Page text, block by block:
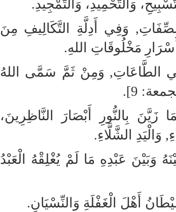
وَالتَّحْمِيدِ، وَالتَّمْجِيدِ.
وَفِي أَدِلَّةِ التَّكَالِيفِ مِنَ
مَخْلُوقَاتِ اللهِ.
الطَّاعَاتِ, وَمِنْ ثَمَّ سَمَّى اللهُ
9].
زَيَّنَ بِالنُّورِ أَبْصَارَ النَّاظِرِينَ،
وَالْيَدِ الشَّلَّاءِ.
وَبَيْنَ عَبْدِهِ مَا لَمْ يُغْلِقْهُ الْعَبْدُ
أَهْلَ الْغَفْلَةِ وَالنِّسْيَانِ.